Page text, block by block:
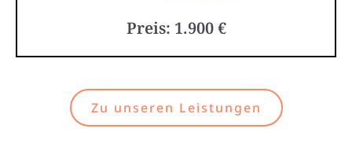
Preis: 1.900 €
Zu unseren Leistungen